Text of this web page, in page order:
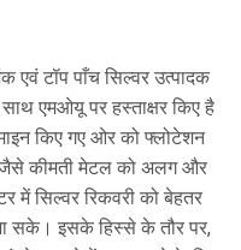
एवं टॉप पाँच सिल्वर उत्पादक
एमओयू पर हस्ताक्षर किए है
किए गए ओर को फ्लोटेशन
कीमती मेटल को अलग और
सिल्वर रिकवरी को बेहतर
सके। इसके हिस्से के तौर पर,